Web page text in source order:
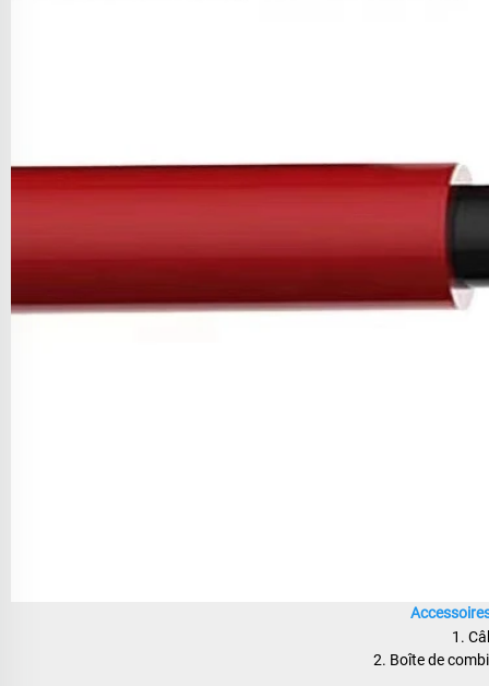
1.
2. Boîte de